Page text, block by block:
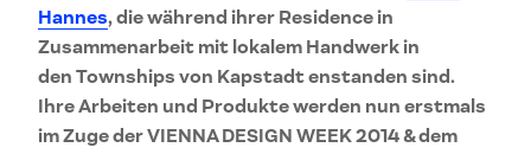
Hannes, die während ihrer Residence in
Zusammenarbeit mit lokalem Handwerk in
den Townships von Kapstadt enstanden sind.
Ihre Arbeiten und Produkte werden nun erstmals
im Zuge der VIENNA DESIGN WEEK 2014 & dem